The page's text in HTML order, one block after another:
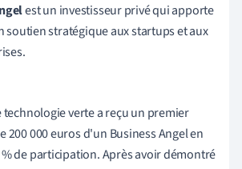
est un investisseur privé qui apporte
soutien stratégique aux startups et aux
technologie verte a reçu un premier
200 000 euros d'un Business Angel en
% de participation. Après avoir démontré